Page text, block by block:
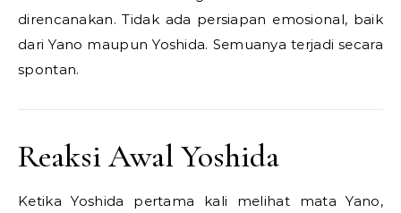
direncanakan. Tidak ada persiapan emosional, baik
dari Yano maupun Yoshida. Semuanya terjadi secara
spontan.
Reaksi Awal Yoshida
Ketika Yoshida pertama kali melihat mata Yano,